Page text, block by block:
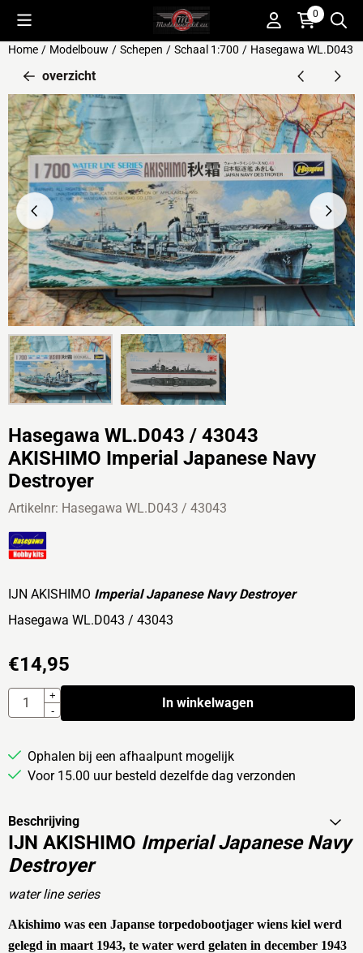
Cookievoorkeuren zijn beschikbaar. Kies instellingen of sta alle
0
Home / Modelbouw / Schepen / Schaal 1:700 / Hasegawa WL.D043
overzicht
Hasegawa WL.D043 / 43043
AKISHIMO Imperial Japanese Navy
Destroyer
Artikelnr: Hasegawa WL.D043 / 43043
IJN AKISHIMO Imperial Japanese Navy Destroyer
Hasegawa WL.D043 / 43043
€14,95
Aantal
+
-
In winkelwagen
Ophalen bij een afhaalpunt mogelijk
Voor 15.00 uur besteld dezelfde dag verzonden
Beschrijving
IJN AKISHIMO Imperial Japanese Navy
Destroyer
water line series
Akishimo was een Japanse torpedobootjager wiens kiel werd
gelegd in maart 1943, te water werd gelaten in december 1943